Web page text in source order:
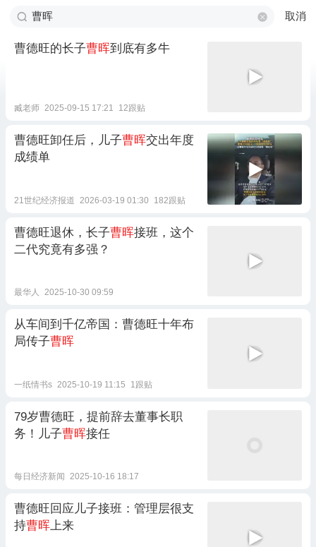
取消
曹德旺的长子曹晖到底有多牛
臧老师 2025-09-15 17:21 12跟贴
曹德旺卸任后，儿子曹晖交出年度
成绩单
21世纪经济报道 2026-03-19 01:30 182跟贴
曹德旺退休，长子曹晖接班，这个
二代究竟有多强？
最华人 2025-10-30 09:59
从车间到千亿帝国：曹德旺十年布
局传子曹晖
一纸情书s 2025-10-19 11:15 1跟贴
79岁曹德旺，提前辞去董事长职
务！儿子曹晖接任
每日经济新闻 2025-10-16 18:17
曹德旺回应儿子接班：管理层很支
持曹晖上来